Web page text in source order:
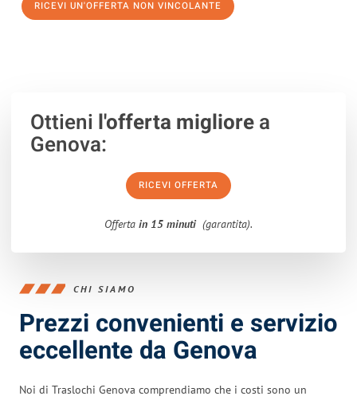
RICEVI UN'OFFERTA NON VINCOLANTE
Ottieni l'offerta migliorea
Genova:
RICEVI OFFERTA
Offerta in 15 minuti (garantita).
CHI SIAMO
Prezzi convenienti e servizio
eccellente da Genova
Noi di Traslochi Genova comprendiamo che i costi sono un